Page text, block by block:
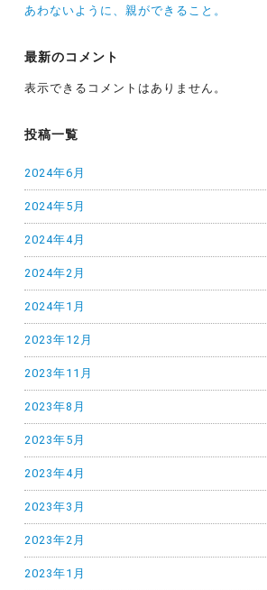
あわないように、親ができること。
最新のコメント
表示できるコメントはありません。
投稿一覧
2024年6月
2024年5月
2024年4月
2024年2月
2024年1月
2023年12月
2023年11月
2023年8月
2023年5月
2023年4月
2023年3月
2023年2月
2023年1月